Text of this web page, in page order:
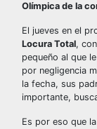
Olímpica de la
El jueves en el
Locura Total,
pequeño al que
por negligencia
la fecha, sus
importante,
Es por eso que